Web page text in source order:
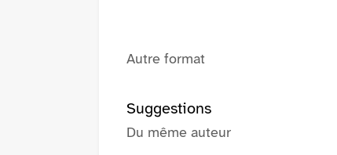
Autre format
Suggestions
Du même auteur